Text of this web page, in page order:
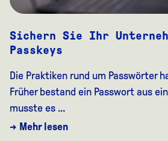
Sichern Sie Ihr
Passkeys
Die Praktiken rund um Passwörter
Früher bestand ein Passwort aus
musste es …
→ Mehr lesen